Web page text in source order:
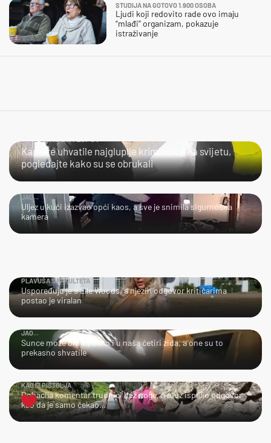
STUDIJA NA GOTOVO 1.900 OSOBA
Ljudi koji redovito rade ovo imaju
“mlađi” organizam, pokazuje
istraživanje
Kamere uhvatile najgluplje kriminalce na svijetu,
pogledajte kako su se obrukali
JAO...
Uljez u kući izazvao opći kaos, a sve je snimila sigurnosna
kamera
PLAVUŠA S FAKULTETA
Uspoređuju je s Elle Woods, a njezin odgovor kritičarima
postao je viralan
JAO...
Sunce može biti opasno i u naša četiri zida, a one su to
prekasno shvatile
KAO IZ PIŠTOLJA
Dobacila komentar trudnici bez noge, a muž ispalio odgovor
kao da je samo čekao…